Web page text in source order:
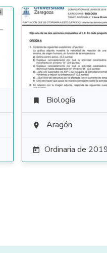
 Biología
 Aragón
 Ordinaria de 2019